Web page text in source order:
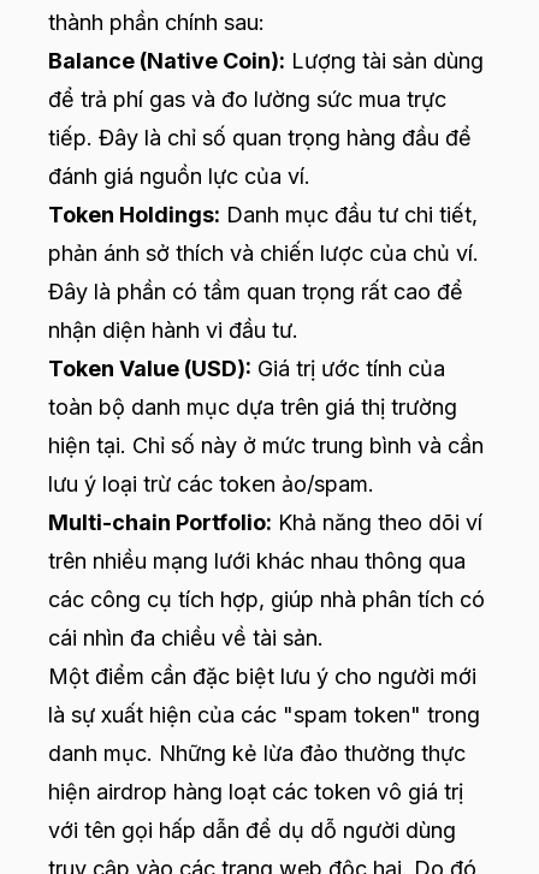
thành phần chính sau:
Balance (Native Coin): Lượng tài sản dùng
để trả phí gas và đo lường sức mua trực
tiếp. Đây là chỉ số quan trọng hàng đầu để
đánh giá nguồn lực của ví.
Token Holdings: Danh mục đầu tư chi tiết,
phản ánh sở thích và chiến lược của chủ ví.
Đây là phần có tầm quan trọng rất cao để
nhận diện hành vi đầu tư.
Token Value (USD): Giá trị ước tính của
toàn bộ danh mục dựa trên giá thị trường
hiện tại. Chỉ số này ở mức trung bình và cần
lưu ý loại trừ các token ảo/spam.
Multi-chain Portfolio: Khả năng theo dõi ví
trên nhiều mạng lưới khác nhau thông qua
các công cụ tích hợp, giúp nhà phân tích có
cái nhìn đa chiều về tài sản.
Một điểm cần đặc biệt lưu ý cho người mới
là sự xuất hiện của các "spam token" trong
danh mục. Những kẻ lừa đảo thường thực
hiện airdrop hàng loạt các token vô giá trị
với tên gọi hấp dẫn để dụ dỗ người dùng
truy cập vào các trang web độc hại. Do đó,